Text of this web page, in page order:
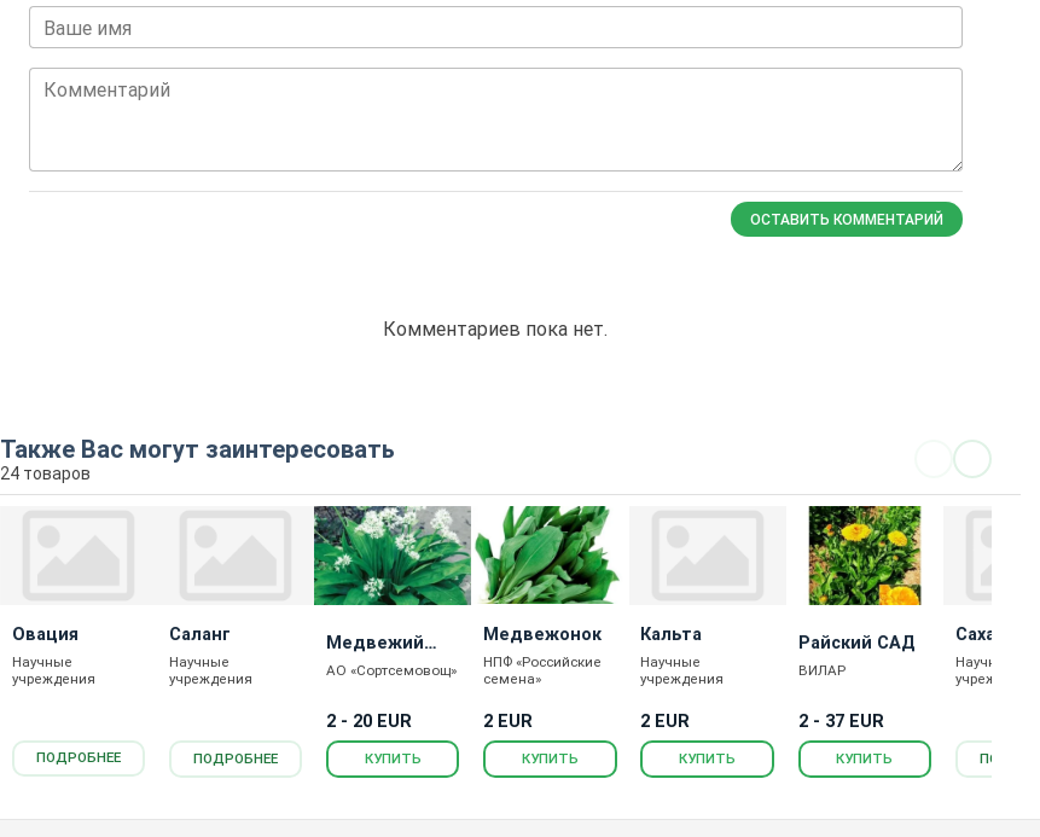
Ваше имя
Комментарий
ОСТАВИТЬ КОММЕНТАРИЙ
Комментариев пока нет.
Также Вас могут заинтересовать
24 товаров
Овация
Научные
учреждения
ПОДРОБНЕЕ
Саланг
Научные
учреждения
ПОДРОБНЕЕ
Медвежий
Деликатес
АО «Сортсемовощ»
2 - 20 EUR
КУПИТЬ
Медвежонок
НПФ «Российские
семена»
2 EUR
КУПИТЬ
Кальта
Научные
учреждения
2 EUR
КУПИТЬ
Райский САД
ВИЛАР
2 - 37 EUR
КУПИТЬ
Научные
учреждения